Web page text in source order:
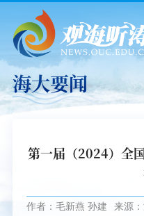
海大要闻
第一届（2024）全
作者：毛新燕 孙建
来源